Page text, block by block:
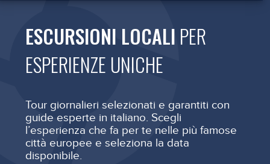
ESCURSIONI LOCALI PER
ESPERIENZE UNICHE
Tour giornalieri selezionati e garantiti con
guide esperte in italiano. Scegli
l’esperienza che fa per te nelle più famose
città europee e seleziona la data
disponibile.